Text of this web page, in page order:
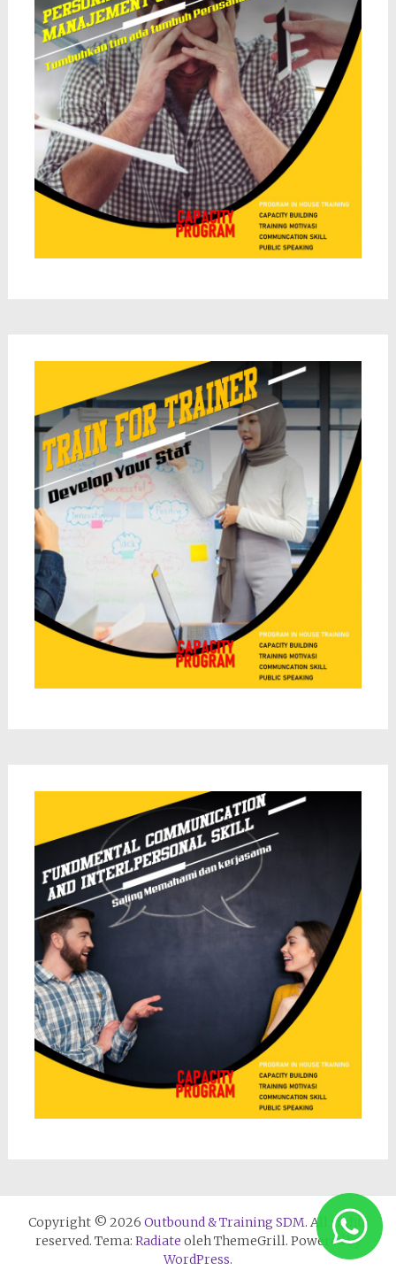
Copyright © 2026 Outbound & Training SDM. All rights
reserved. Tema: Radiate oleh ThemeGrill. Powered by
WordPress.